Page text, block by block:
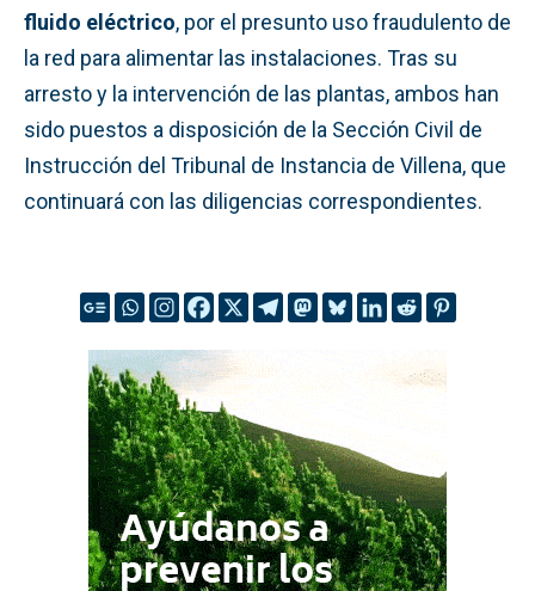
fluido eléctrico, por el presunto uso fraudulento de
la red para alimentar las instalaciones. Tras su
arresto y la intervención de las plantas, ambos han
sido puestos a disposición de la Sección Civil de
Instrucción del Tribunal de Instancia de Villena, que
continuará con las diligencias correspondientes.